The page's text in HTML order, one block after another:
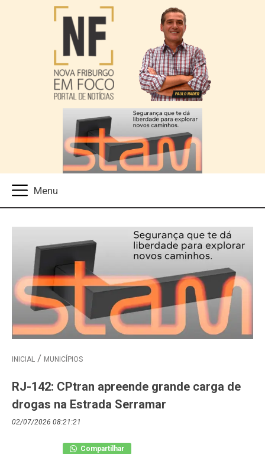
INICIAL MUNICÍPIOS
RJ-142: CPtran apreende grande carga de
drogas na Estrada Serramar
02/07/2026 08:21:21
Compartilhar